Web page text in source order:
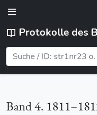
Protokolle des
Band 4.